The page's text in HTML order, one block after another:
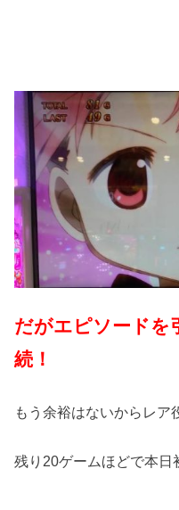
だがエピソードを
続！
もう余裕はないからレア
残り20ゲームほどで本日